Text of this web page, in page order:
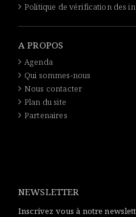
Politique de vérification des
A PROPOS
Agenda
Qui sommes-nous
Nous contacter
Plan du site
Partenaires
NEWSLETTER
Inscrivez vous à notre